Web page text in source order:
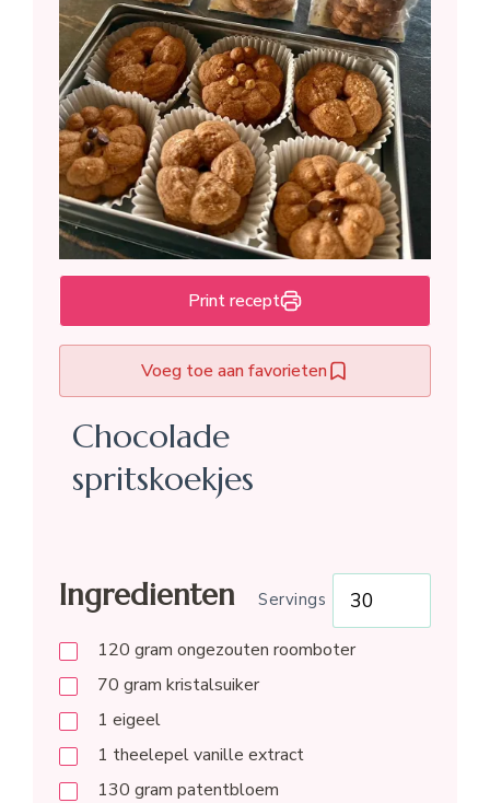
Print recept
Voeg toe aan favorieten
Chocolade
spritskoekjes
Ingredienten Servings
120 gram ongezouten roomboter
70 gram kristalsuiker
1 eigeel
1 theelepelvanille extract
130 gram patentbloem